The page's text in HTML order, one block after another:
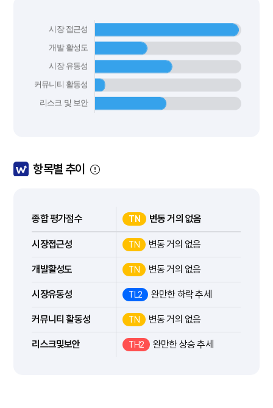
항목별 추이
종합 평가점수 TN 변동 거의 없음
시장접근성 TN 변동 거의 없음
개발활성도 TN 변동 거의 없음
시장유동성 TL2 완만한 하락 추세
커뮤니티 활동성 TN 변동 거의 없음
리스크및보안 TH2 완만한 상승 추세